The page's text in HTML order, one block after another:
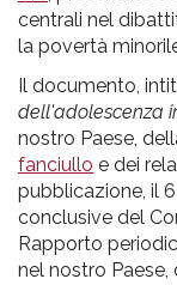
e
centrali nel
la povertà
Il documento,
dell'adolescenza
nostro Paese,
fanciullo e dei
pubblicazione, il
conclusive del
Rapporto
nel nostro